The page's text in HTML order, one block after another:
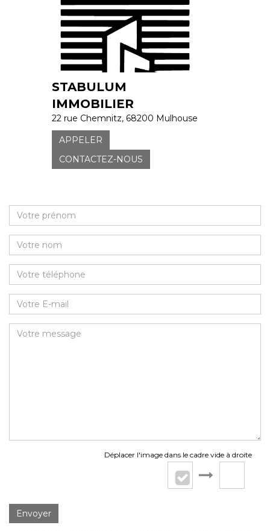
STABULUM
IMMOBILIER
22 rue Chemnitz, 68200 Mulhouse
APPELER
CONTACTEZ-NOUS
Déplacer l'image dans le cadre vide à droite
Envoyer